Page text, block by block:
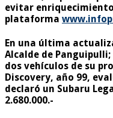
evitar
plataforma
En una última
Alcalde de
dos vehículos de su
Discovery, año 99,
declaró un Subaru
2.680.000.-